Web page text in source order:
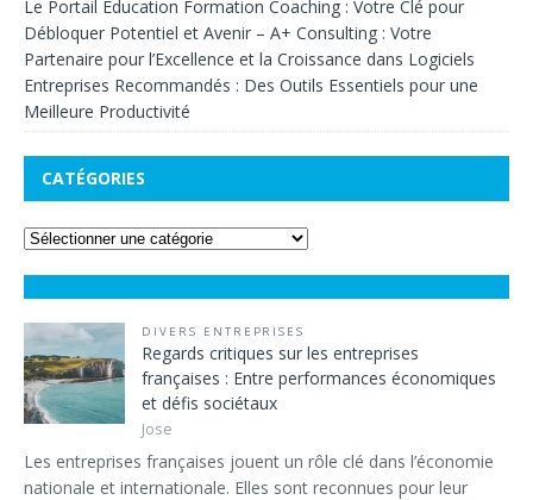
Le Portail Éducation Formation Coaching : Votre Clé pour
Débloquer Potentiel et Avenir – A+ Consulting : Votre
Partenaire pour l’Excellence et la Croissance dans Logiciels
Entreprises Recommandés : Des Outils Essentiels pour une
Meilleure Productivité
CATÉGORIES
DIVERS ENTREPRISES
Regards critiques sur les entreprises
françaises : Entre performances économiques
et défis sociétaux
Jose
Les entreprises françaises jouent un rôle clé dans l’économie
nationale et internationale. Elles sont reconnues pour leur